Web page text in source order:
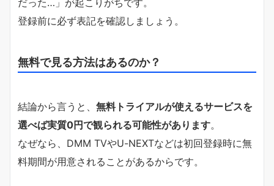
だった…」が起こりがちです。
登録前に必ず表記を確認しましょう。
無料で見る方法はあるのか？
結論から言うと、 無料トライアルが使えるサービスを
選べば実質0円で観られる可能性があります。
なぜなら、DMM TVやU-NEXTなどは初回登録時に無
料期間が用意されることがあるからです。